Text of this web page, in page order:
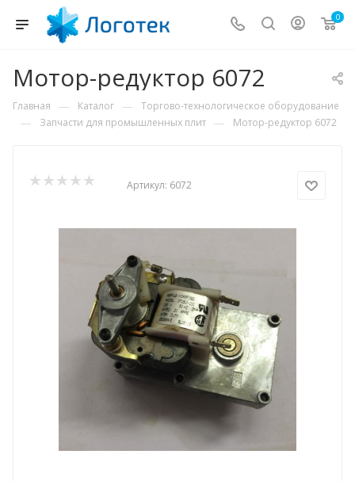
0
Мотор-редуктор 6072
Главная — Каталог — Торгово-технологическое оборудование
— Запчасти для промышленных плит — Мотор-редуктор 6072
Артикул: 6072